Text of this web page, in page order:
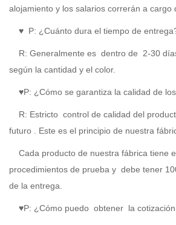
alojamiento y los salarios correrán a cargo
♥ P: ¿Cuánto dura el tiempo de
R: Generalmente es dentro de 2-30
según la cantidad y el color.
♥P: ¿Cómo se garantiza la calidad de
R: Estricto control de calidad del
futuro . Este es el principio de nuestra
Cada producto de nuestra fábrica tiene
procedimientos de prueba y debe tener
de la entrega.
♥P: ¿Cómo puedo obtener la